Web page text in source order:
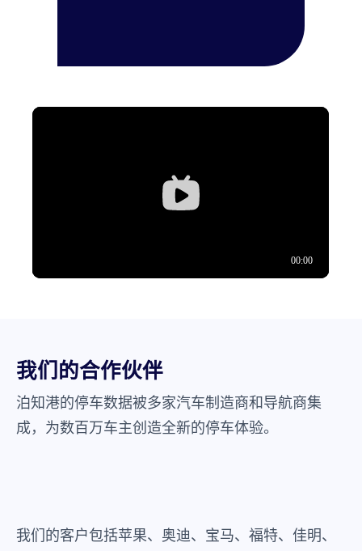
我们的合作伙伴
泊知港的停车数据被多家汽车制造商和导航商集
成，为数百万车主创造全新的停车体验。
我们的客户包括苹果、奥迪、宝马、福特、佳明、